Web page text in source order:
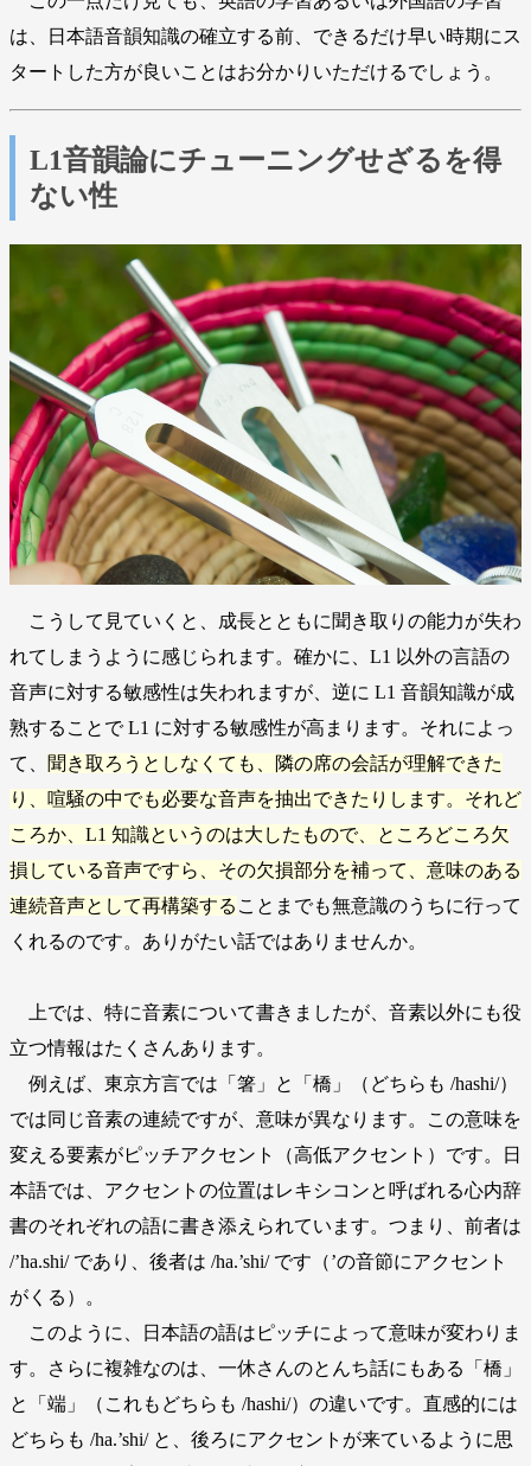
は、日本語音韻知識の確立する前、できるだけ早い時期にス
タートした方が良いことはお分かりいただけるでしょう。
L1音韻論にチューニングせざるを得
ない性
こうして見ていくと、成長とともに聞き取りの能力が失わ
れてしまうように感じられます。確かに、L1 以外の言語の
音声に対する敏感性は失われますが、逆に L1 音韻知識が成
熟することで L1 に対する敏感性が高まります。それによっ
て、 聞き取ろうとしなくても、隣の席の会話が理解できた
り、喧騒の中でも必要な音声を抽出できたりします。それど
ころか、L1 知識というのは大したもので、ところどころ欠
損している音声ですら、その欠損部分を補って、意味のある
連続音声として再構築する ことまでも無意識のうちに行って
くれるのです。ありがたい話ではありませんか。
上では、特に音素について書きましたが、音素以外にも役
立つ情報はたくさんあります。
例えば、東京方言では「箸」と「橋」（どちらも /hashi/）
では同じ音素の連続ですが、意味が異なります。この意味を
変える要素がピッチアクセント（高低アクセント）です。日
本語では、アクセントの位置はレキシコンと呼ばれる心内辞
書のそれぞれの語に書き添えられています。つまり、前者は
/’ha.shi/ であり、後者は /ha.’shi/ です（’の音節にアクセント
がくる）。
このように、日本語の語はピッチによって意味が変わりま
す。さらに複雑なのは、一休さんのとんち話にもある「橋」
と「端」（これもどちらも /hashi/）の違いです。直感的には
どちらも /ha.’shi/ と、後ろにアクセントが来ているように思